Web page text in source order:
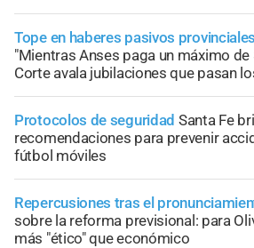
Tope en haberes pasivos provinciales
"Mientras Anses paga un máximo de
Corte avala jubilaciones que pasan
Protocolos de seguridad Santa Fe
recomendaciones para prevenir
fútbol móviles
Repercusiones tras el
sobre la reforma previsional: para
más "ético" que económico